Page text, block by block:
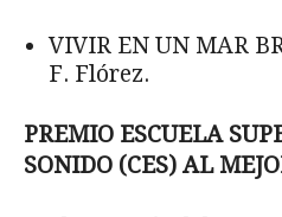
VIVIR EN UN MAR
F. Flórez.
PREMIO ESCUELA
SONIDO (CES) AL